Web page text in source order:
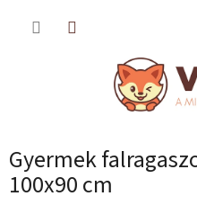
Gyermek
100x90 cm